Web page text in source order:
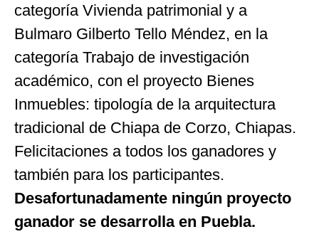
categoría Vivienda patrimonial y a
Bulmaro Gilberto Tello Méndez, en la
categoría Trabajo de investigación
académico, con el proyecto Bienes
Inmuebles: tipología de la arquitectura
tradicional de Chiapa de Corzo, Chiapas.
Felicitaciones a todos los ganadores y
también para los participantes.
Desafortunadamente ningún proyecto
ganador se desarrolla en Puebla.